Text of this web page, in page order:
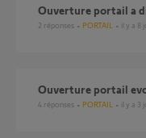
Ouverture portail a
2 réponses PORTAIL il y a 8
ouverture portail
4 réponses PORTAIL il y a 3